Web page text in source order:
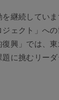
継続してい
ェクト」へ
興」では、
に挑むリー